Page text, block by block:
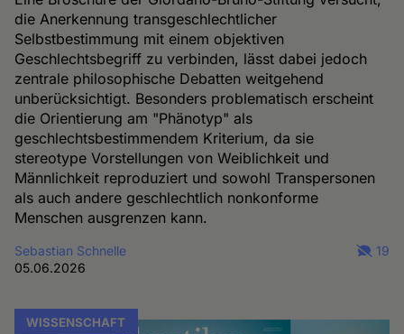
die Anerkennung transgeschlechtlicher
Selbstbestimmung mit einem objektiven
Geschlechtsbegriff zu verbinden, lässt dabei jedoch
zentrale philosophische Debatten weitgehend
unberücksichtigt. Besonders problematisch erscheint
die Orientierung am "Phänotyp" als
geschlechtsbestimmendem Kriterium, da sie
stereotype Vorstellungen von Weiblichkeit und
Männlichkeit reproduziert und sowohl Transpersonen
als auch andere geschlechtlich nonkonforme
Menschen ausgrenzen kann.
Sebastian Schnelle
05.06.2026
19
WISSENSCHAFT